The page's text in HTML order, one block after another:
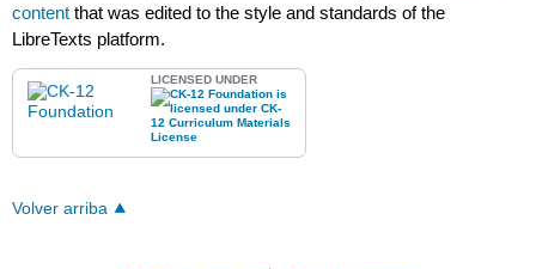
content that was edited to the style and standards of the
LibreTexts platform.
LICENSED UNDER
Volver arriba